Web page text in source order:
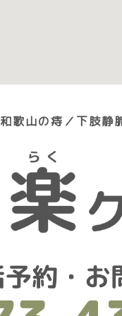
和歌山の痔／下肢静